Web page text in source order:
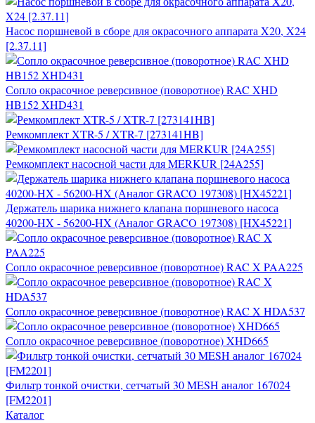
Насос поршневой в сборе для окрасочного аппарата X20, X24
[2.37.11]
Сопло окрасочное реверсивное (поворотное) RAC XHD
HB152 XHD431
Ремкомплект XTR-5 / XTR-7 [273141HB]
Ремкомплект насосной части для MERKUR [24A255]
Держатель шарика нижнего клапана поршневого насоса
40200-HX - 56200-HX (Аналог GRACO 197308) [HX45221]
Сопло окрасочное реверсивное (поворотное) RAC X PAA225
Сопло окрасочное реверсивное (поворотное) RAC X HDA537
Сопло окрасочное реверсивное (поворотное) XHD665
Фильтр тонкой очистки, сетчатый 30 MESH аналог 167024
[FM2201]
Каталог